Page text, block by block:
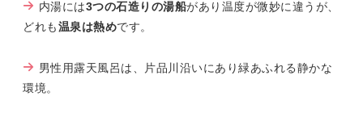
内湯には3つの石造りの湯船があり温度が微妙に違うが、
どれも温泉は熱めです。
男性用露天風呂は、片品川沿いにあり緑あふれる静かな
環境。